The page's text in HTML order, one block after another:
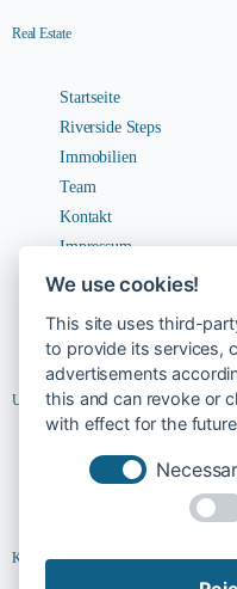
We use cookies!
This site uses third-
to provide its services,
advertisements
this and can revoke or
with effect for the
Real Estate
Startseite
Riverside Steps
Immobilien
Team
Kontakt
Impressum
Datenschutz
Widerruf
Unternehmen
Karriere
Kontakt